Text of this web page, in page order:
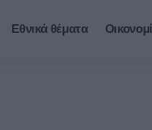
Εθνικά θέματα